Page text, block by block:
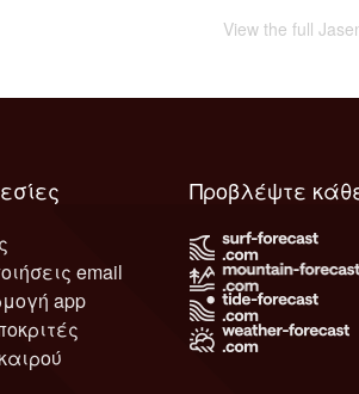
View the full
email
app
Προβλέψτε